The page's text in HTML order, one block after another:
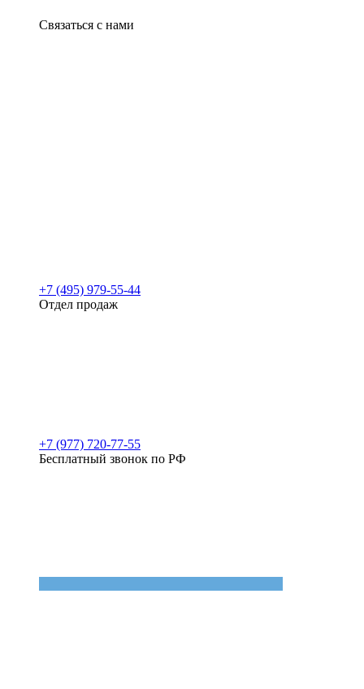
Связаться с нами
+7 (495) 979-55-44
Отдел продаж
+7 (977) 720-77-55
Бесплатный звонок по РФ